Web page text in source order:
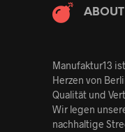
ABOUT
Manufaktur13
Herzen von
Qualität und
Wir legen
nachhaltige